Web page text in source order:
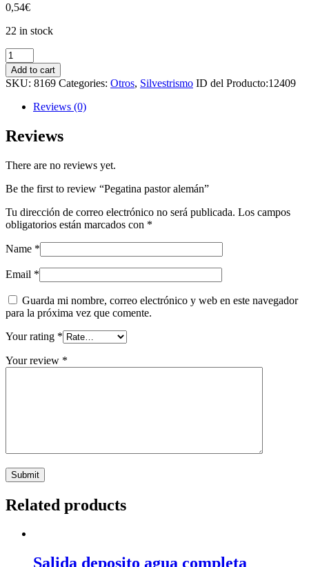
0,54€
22 in stock
Pegatina
pastor
alemán
quantity
Add to cart
SKU: 8169 Categories: Otros, Silvestrismo ID del Producto:12409
Reviews (0)
Reviews
There are no reviews yet.
Be the first to review “Pegatina pastor alemán”
Tu dirección de correo electrónico no será publicada. Los campos
obligatorios están marcados con *
Name *
Email *
Guarda mi nombre, correo electrónico y web en este navegador
para la próxima vez que comente.
Your rating *
Your review *
Related products
Salida deposito agua completa